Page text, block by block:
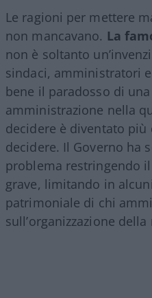
Le ragioni per mettere
non mancavano. La
non è soltanto
sindaci, amministratori
bene il paradosso di
amministrazione nella
decidere è diventato più
decidere. Il Governo ha
problema restringendo
grave, limitando in
patrimoniale di chi
sull’organizzazione